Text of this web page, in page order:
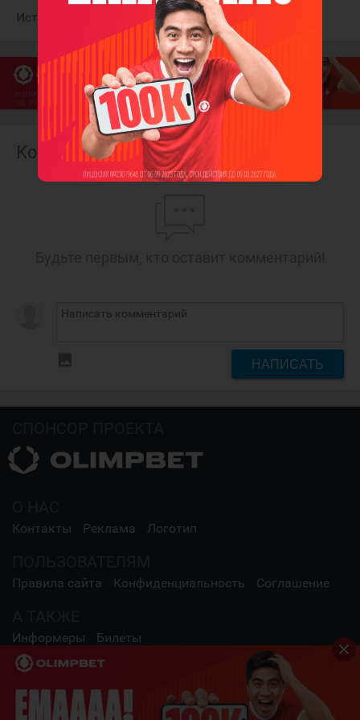
Источник: ХК "Динамо" Москва
Комментарии
НАПИСАТЬ
Контакты Реклама Логотип
Правила сайта Конфиденциальность Соглашение
Информеры Билеты
СОЦИАЛЬНЫЕ СЕТИ